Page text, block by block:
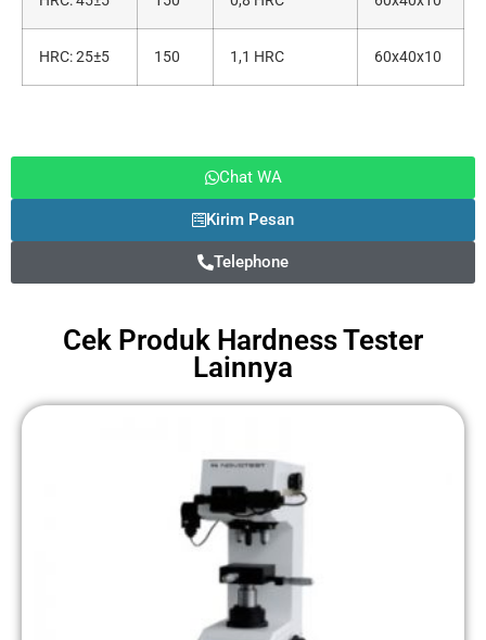
HRC: 25±5 150 1,1 HRC 60х40х10
Chat WA
Kirim Pesan
Telephone
Cek Produk Hardness Tester
Lainnya